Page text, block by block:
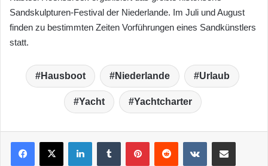
Sandskulpturen-Festival der Niederlande. Im Juli und August
finden zu bestimmten Zeiten Vorführungen eines Sandkünstlers
statt.
Hausboot Niederlande Urlaub
Yacht Yachtcharter